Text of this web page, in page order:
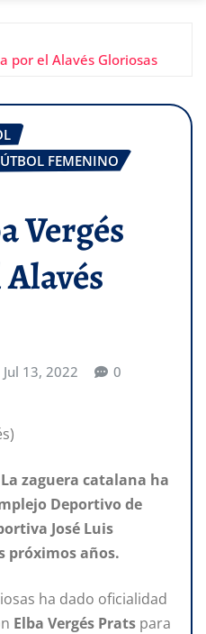
por el Alavés Gloriosas
FEMENINO
Vergés
Jul 13, 2022 0
zaguera catalana ha
Deportivo de
José Luis
próximos años.
ha dado oficialidad
Elba Vergés Prats para